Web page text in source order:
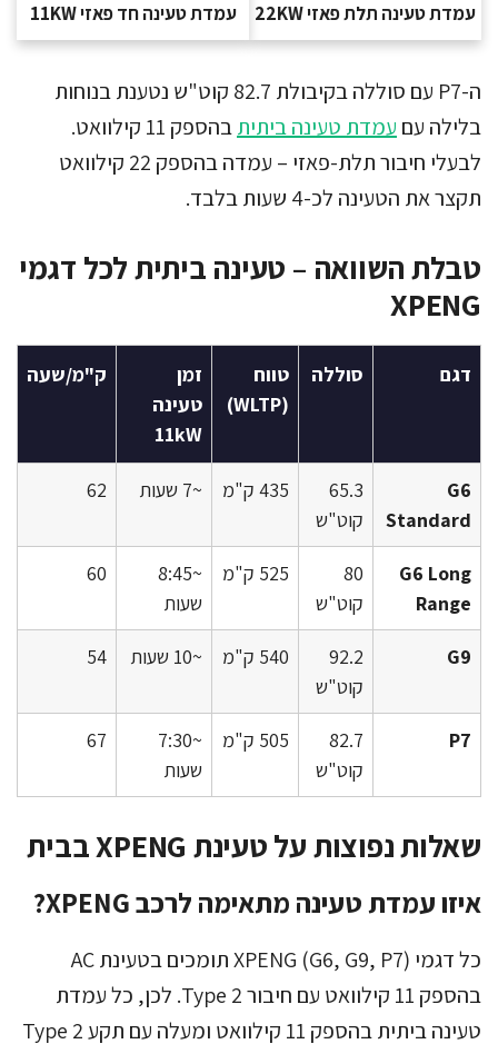
עמדת טעינה תלת פאזי 22KW עמדת טעינה חד פאזי 11KW
ה-P7 עם סוללה בקיבולת 82.7 קוט"ש נטענת בנוחות
בלילה עם עמדת טעינה ביתית
בהספק 11 קילוואט.
לבעלי חיבור תלת-פאזי – עמדה בהספק 22 קילוואט
תקצר את הטעינה לכ-4 שעות בלבד.
טבלת השוואה – טעינה ביתית לכל דגמי
XPENG
דגם סוללה
טווח
(WLTP)
זמן
טעינה
11kW
ק"מ/שעה
G6
Standard
65.3
קוט"ש
435 ק"מ ~7 שעות 62
G6 Long
Range
80
קוט"ש
525 ק"מ
~8:45
שעות
60
G9
92.2
קוט"ש
540 ק"מ ~10 שעות 54
P7
82.7
קוט"ש
505 ק"מ
~7:30
שעות
67
שאלות נפוצות על טעינת XPENG בבית
איזו עמדת טעינה מתאימה לרכב XPENG?
כל דגמי XPENG (G6, G9, P7) תומכים בטעינת AC
בהספק 11 קילוואט עם חיבור Type 2. לכן, כל עמדת
טעינה ביתית בהספק 11 קילוואט ומעלה עם תקע Type 2